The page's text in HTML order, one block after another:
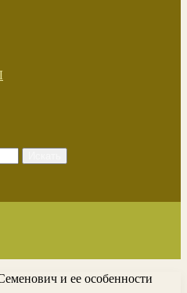
и ее особенности